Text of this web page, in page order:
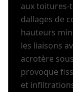
aux toitures-
dallages de
hauteurs
les liaisons
acrotère
provoque
et